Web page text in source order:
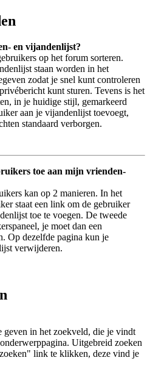
en vijandenlijst?
op het forum sorteren.
staan worden in het
zodat je snel kunt controleren
kunt sturen. Tevens is het
in je huidige stijl, gemarkeerd
aan je vijandenlijst toevoegt,
standaard verborgen.
toe aan mijn vrienden-
kan op 2 manieren. In het
staat een link om de gebruiker
toe te voegen. De tweede
je moet dan een
Op dezelfde pagina kun je
verwijderen.
geven in het zoekveld, die je vindt
Uitgebreid zoeken
link te klikken, deze vind je